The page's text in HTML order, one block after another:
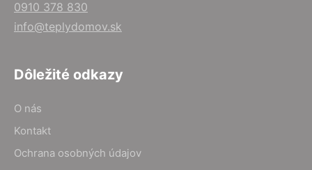
0910 378 830
info@teplydomov.sk
Dôležité odkazy
O nás
Kontakt
Ochrana osobných údajov